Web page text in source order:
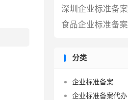
深圳企业标准备案
食品企业标准备案
分类
企业标准备案
企业标准备案代办